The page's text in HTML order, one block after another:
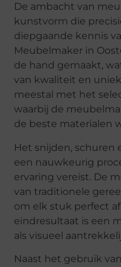
De ambacht van
kunstvorm die
diepgaande kennis
Meubelmaker in
de hand gemaakt,
van kwaliteit en
meestal met het
waarbij de
de beste materialen
Het snijden, schuren
een nauwkeurig
ervaring vereist. De
van traditionele
om elk stuk perfect
eindresultaat is een
als visueel
Naast het gebruik